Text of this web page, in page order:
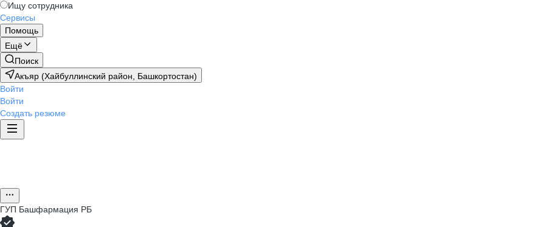
Ищу сотрудника
Сервисы
Помощь
Ещё
Поиск
Акъяр (Хайбуллинский район, Башкортостан)
Войти
Войти
Создать резюме
ГУП Башфармация РБ